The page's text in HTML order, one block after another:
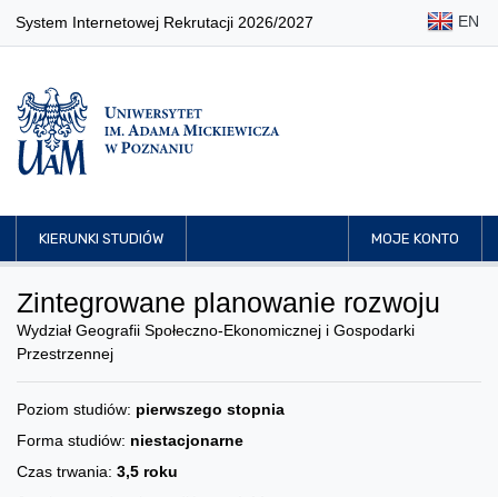
System Internetowej Rekrutacji 2026/2027 EN
KIERUNKI STUDIÓW MOJE KONTO
Zintegrowane planowanie rozwoju
Wydział Geografii Społeczno-Ekonomicznej i Gospodarki
Przestrzennej
Poziom studiów: pierwszego stopnia
Forma studiów: niestacjonarne
Czas trwania: 3,5 roku